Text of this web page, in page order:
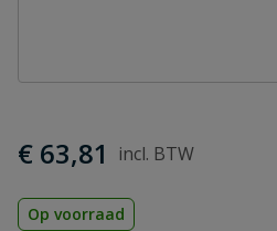
€ 63,81
Op voorraad